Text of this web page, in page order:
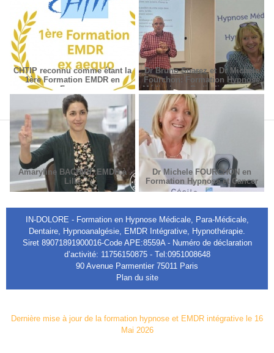
CHTIP reconnu comme étant la
1ère Formation EMDR en
France
Dr Bruno Suarez et Dr Michèle
Fourchon: Formation Hypnose
Médicale en Radiodiagnostic et
Radiothérapie.
Amaryline BACHIRI, EMDR à
Lille
Dr Michele FOURCHON en
Formation Hypnose et Cancer
IN-DOLORE - Formation en Hypnose Médicale, Para-Médicale,
Dentaire, Hypnoanalgésie, EMDR Intégrative, Hypnothérapie.
Siret 89071891900016-Code APE:8559A - Numéro de déclaration
d’activité: 11756150875 - Tel:0951008648
90 Avenue Parmentier 75011 Paris
Plan du site
Dernière mise à jour de la formation hypnose et EMDR intégrative le 16
Mai 2026